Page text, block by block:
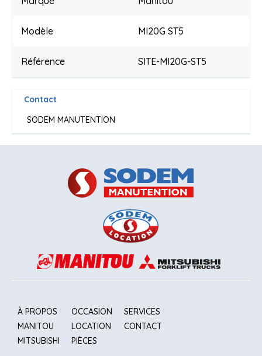
Modèle MI20G ST5
Référence SITE-MI20G-ST5
Contact
SODEM MANUTENTION
À PROPOS
MANITOU
MITSUBISHI
OCCASION
LOCATION
PIÈCES
SERVICES
CONTACT